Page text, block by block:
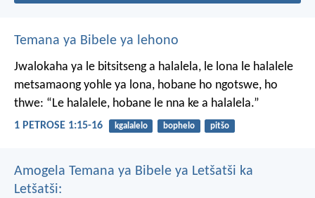
Temana ya Bibele ya lehono
Jwalokaha ya le bitsitseng a halalela, le lona le halalele
metsamaong yohle ya lona, hobane ho ngotswe, ho
thwe: “Le halalele, hobane le nna ke a halalela.”
1 PETROSE 1:15-16 kgalalelo bophelo pitšo
Amogela Temana ya Bibele ya Letšatši ka
Letšatši: